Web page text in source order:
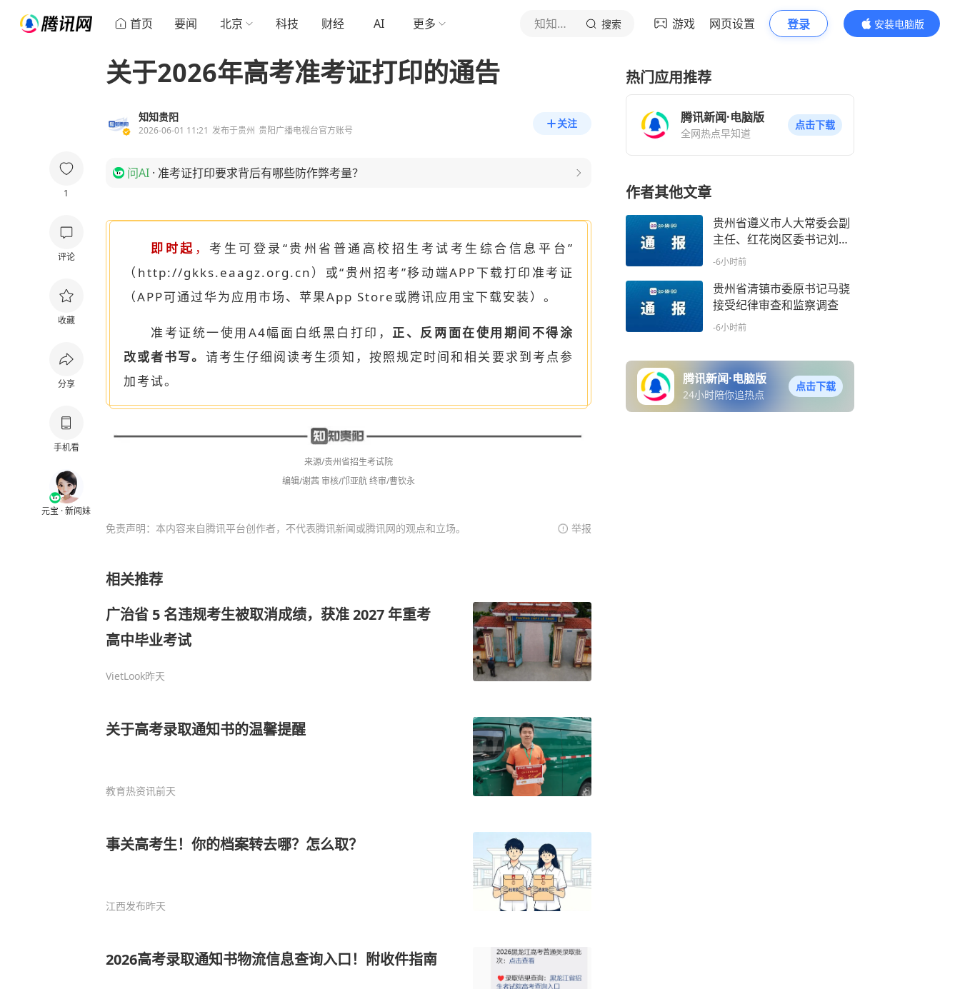
首页 要闻 北京 科技 财经 AI 更多 知知贵阳 搜索 游戏 网页设置 登录
安装电脑版
内容更精彩
1
评论
收藏
分享
手机看
元宝 · 新闻妹
关于2026年高考准考证打印的通告
知知贵阳
2026-06-01 11:21 发布于贵州 贵阳广播电视台官方账号
关注
问AI · 准考证打印要求背后有哪些防作弊考量？
即时起 ， 考生可登录“贵州省普通高校招生考试考生综合信息平台”
（http://gkks.eaagz.org.cn）或“贵州招考”移动端APP下载打印准考证
（APP可通过华为应用市场、苹果App Store或腾讯应用宝下载安装）。
准考证统一使用A4幅面白纸黑白打印，正、反两面在使用期间不得涂
改或者书写。 请考生仔细阅读考生须知，按照规定时间和相关要求到考点参
加考试。
来源/贵州省招生考试院
编辑/谢茜 审核/邝亚航 终审/曹钦永
免责声明：本内容来自腾讯平台创作者，不代表腾讯新闻或腾讯网的观点和立场。 举报
相关推荐
广治省 5 名违规考生被取消成绩，获准 2027 年重考
高中毕业考试
VietLook昨天
关于高考录取通知书的温馨提醒
教育热资讯前天
事关高考生！你的档案转去哪？怎么取？
江西发布昨天
2026高考录取通知书物流信息查询入口！附收件指南
热门应用推荐
腾讯新闻·电脑版
全网热点早知道
点击下载
作者其他文章
贵州省遵义市人大常委会副
主任、红花岗区委书记刘东
明接受纪律审查和监察调查
-6小时前
贵州省清镇市委原书记马骁
接受纪律审查和监察调查
-6小时前
腾讯新闻·电脑版
24小时陪你追热点
点击下载